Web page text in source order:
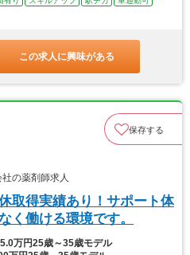
この求人に興味がある
保存する
の薬剤師求人
取得実績あり！サポート体
く働ける環境です。
万円25歳～35歳モデル